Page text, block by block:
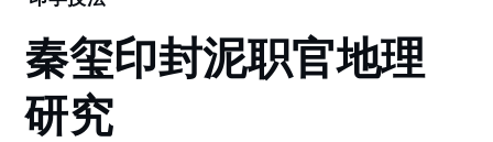
玺
印
封
泥
秦玺印封泥职官地理
研究